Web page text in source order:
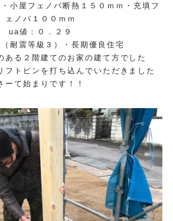
小屋フェノバ断熱１５０ｍｍ・充填フ
ェノバ１００ｍｍ
ua値：０．２９
耐震等級３）・長期優良住宅
ある２階建てのお家の建て方でした
トピンを打ち込んでいただきました
ーて始まりです！！